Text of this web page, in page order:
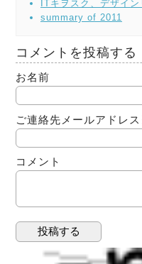
ITキヲスク、デザイ
summary of 2011
コメントを投稿する
お名前
ご連絡先メールアドレス
コメント